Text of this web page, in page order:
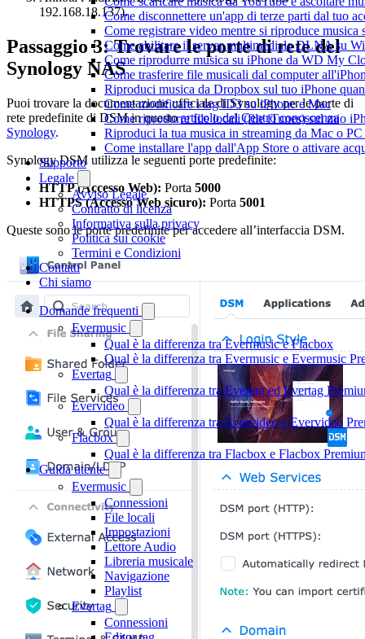
Come disconnettere un'app di terze parti dal tuo
Come registrare video mentre si riproduce musica
Come abilitare il server multimediale DLNA su
Come riprodurre musica su iPhone da WD My
Come trasferire file musicali dal computer
Riproduci musica da Dropbox sul tuo iPhone
Come modificare i tag ID3 su iPhone e Mac
Come riprodurre file locali (file iTunes) sul mio
Riproduci la tua musica in streaming da Mac o
Come installare l'app dall'App Store o attivare
Supporto
Legale
Avviso Legale
Contratto di licenza
Informativa sulla privacy
Politica sui cookie
Termini e Condizioni
Contatti
Chi siamo
Domande frequenti
Evermusic
Qual è la differenza tra Evermusic e Flacbox
Qual è la differenza tra Evermusic e Evermusic
Evertag
Qual è la differenza tra Evertag ed Evertag
Evervideo
Qual è la differenza tra Evervideo e Evervideo
Flacbox
Qual è la differenza tra Flacbox e Flacbox
Guida utente
Evermusic
Connessioni
File locali
Impostazioni
Lettore Audio
Libreria musicale
Navigazione
Playlist
Evertag
Connessioni
192.168.18.137).
Passaggio 3: Trovare le porte di rete del
Synology NAS
Puoi trovare la documentazione ufficiale di Synology per le porte di
rete predefinite di DSM in questoarticolo del Centro conoscenza
Synology.
Synology DSM utilizza le seguenti porte predefinite:
HTTP (Accesso Web): Porta 5000
HTTPS (Accesso Web sicuro): Porta 5001
Queste sono le porte predefinite per accedere all’interfaccia DSM.